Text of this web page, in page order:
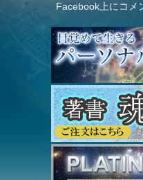
Facebook上にコメ